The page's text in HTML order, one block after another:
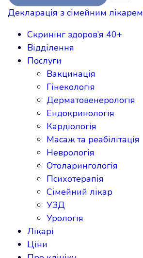
Декларація з сімейним лікарем
Скринінг здоров’я 40+
Відділення
Послуги
Вакцинація
Гінекологія
Дерматовенерологія
Ендокринологія
Кардіологія
Масаж та реабілітація
Неврологія
Отоларингологія
Психотерапія
Сімейний лікар
УЗД
Урологія
Лікарі
Ціни